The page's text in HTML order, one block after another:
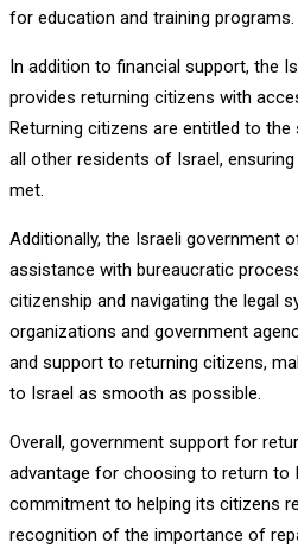
for education and training programs.
In addition to financial support, the
provides returning citizens with
Returning citizens are entitled to
all other residents of Israel,
met.
Additionally, the Israeli government
assistance with bureaucratic
citizenship and navigating the legal
organizations and government
and support to returning citizens,
to Israel as smooth as possible.
Overall, government support for
advantage for choosing to return to
commitment to helping its citizens
recognition of the importance of